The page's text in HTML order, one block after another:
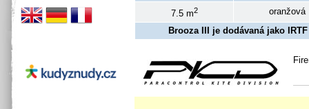
7.5 m2
oranžová
Brooza III je dodávaná jako IRTF